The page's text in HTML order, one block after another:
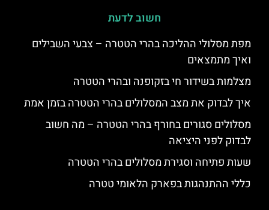
חשוב לדעת
מפת מסלולי ההליכה בהרי הטטרה – צבעי השבילים
ואיך מתמצאים
מצלמות בשידור חי בזקופנה ובהרי הטטרה
איך לבדוק את מצב המסלולים בהרי הטטרה בזמן אמת
מסלולים סגורים בחורף בהרי הטטרה – מה חשוב
לבדוק לפני היציאה
שעות פתיחה וסגירת מסלולים בהרי הטטרה
כללי ההתנהגות בפארק הלאומי טטרה